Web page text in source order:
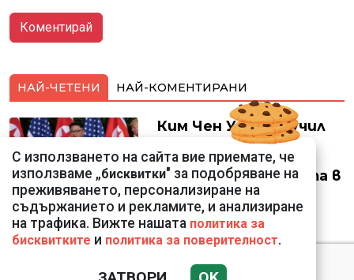
НАЙ-ЧЕТЕНИ НАЙ-КОМЕНТИРАНИ
Ким Чен Ун е получил
22 милиарда долара
свръхпечалба от
началото на войната в
Украйна
Крахът на
С използването на сайта вие приемате, че
използваме „бисквитки" за подобряване на
преживяването, персонализиране на
съдържанието и рекламите, и анализиране
на трафика. Вижте нашата политика за
бисквитките и политика за поверителност.